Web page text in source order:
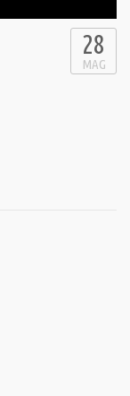
28
MAG